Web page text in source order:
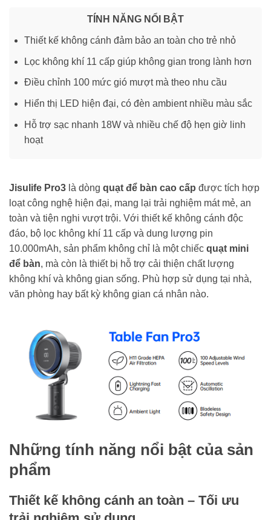
TÍNH NĂNG NỔI BẬT
Thiết kế không cánh đảm bảo an toàn cho trẻ nhỏ
Lọc không khí 11 cấp giúp không gian trong lành hơn
Điều chỉnh 100 mức gió mượt mà theo nhu cầu
Hiển thị LED hiện đại, có đèn ambient nhiều màu sắc
Hỗ trợ sạc nhanh 18W và nhiều chế độ hẹn giờ linh
hoạt
Jisulife Pro3 là dòng quạt để bàn cao cấp được tích hợp
loạt công nghệ hiện đại, mang lại trải nghiệm mát mẻ, an
toàn và tiện nghi vượt trội. Với thiết kế không cánh độc
đáo, bộ lọc không khí 11 cấp và dung lượng pin
10.000mAh, sản phẩm không chỉ là một chiếc quạt mini
để bàn, mà còn là thiết bị hỗ trợ cải thiện chất lượng
không khí và không gian sống. Phù hợp sử dụng tại nhà,
văn phòng hay bất kỳ không gian cá nhân nào.
Những tính năng nổi bật của sản
phẩm
Thiết kế không cánh an toàn – Tối ưu